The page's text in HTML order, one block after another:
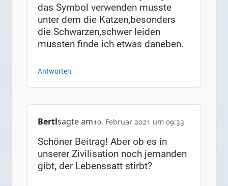
das Symbol verwenden musste
unter dem die Katzen,besonders
die Schwarzen,schwer leiden
mussten finde ich etwas daneben.
Antworten
Bertlsagte am10. Februar 2021 um 09:33
Schöner Beitrag! Aber ob es in
unserer Zivilisation noch jemanden
gibt, der Lebenssatt stirbt?